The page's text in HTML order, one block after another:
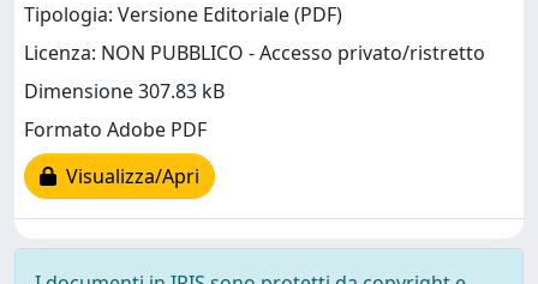
Tipologia: Versione Editoriale (PDF)
Licenza: NON PUBBLICO - Accesso privato/ristretto
Dimensione 307.83 kB
Formato Adobe PDF
Visualizza/Apri